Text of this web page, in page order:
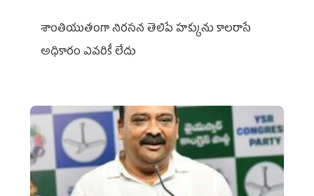
శాంతియుతంగా నిరసన తెలిపే హక్కును కాలరాసే
అధికారం ఎవరికీ లేదు